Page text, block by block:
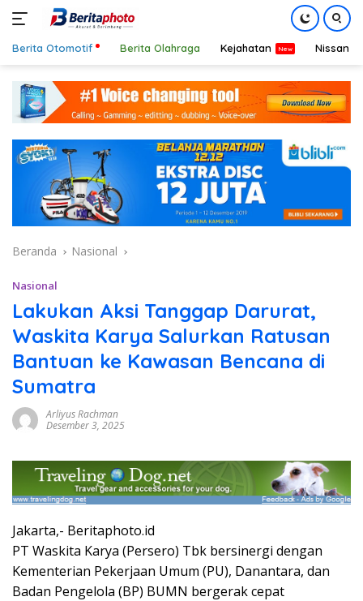
konten
Berita Otomotif Berita Olahraga Kejahatan Nissan
Beranda Nasional
Nasional
Lakukan Aksi Tanggap Darurat,
Waskita Karya Salurkan Ratusan
Bantuan ke Kawasan Bencana di
Sumatra
Arliyus Rachman
Desember 3, 2025
Jakarta,- Beritaphoto.id
PT Waskita Karya (Persero) Tbk bersinergi dengan
Kementerian Pekerjaan Umum (PU), Danantara, dan
Badan Pengelola (BP) BUMN bergerak cepat